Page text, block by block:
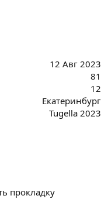
12 Авг 2023
81
12
Екатеринбург
Tugella 2023
прокладку